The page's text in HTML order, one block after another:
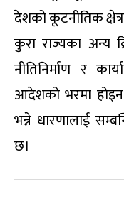
देशको कूटनीतिक
कुरा राज्यका अन्य
नीतिनिर्माण र
आदेशको भरमा
भन्ने धारणालाई
छ।